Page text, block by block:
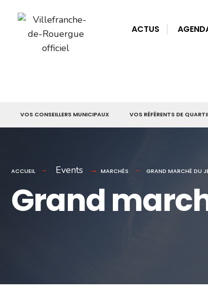
Skip
content
ACTUS
VOS CONSEILLERS MUNICIPAUX VOS RÉFÉRENTS DE
ACCUEIL Events MARCHÉS GRAND MARCHÉ DU
Grand